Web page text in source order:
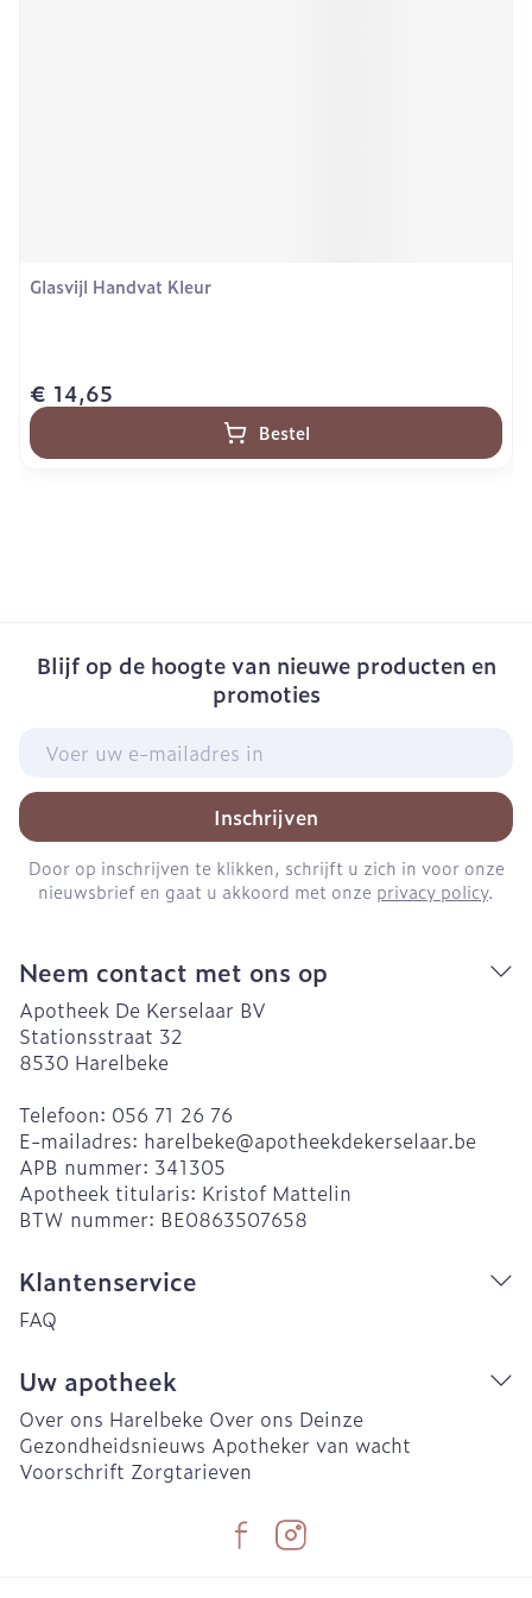
Glasvijl Handvat Kleur
€ 14,65
Bestel
Blijf op de hoogte van nieuwe producten en
promoties
Inschrijven
Door op inschrijven te klikken, schrijft u zich in voor onze
nieuwsbrief en gaat u akkoord met onze privacy policy.
Neem contact met ons op
Apotheek De Kerselaar BV
Stationsstraat 32
8530 Harelbeke
Telefoon: 056 71 26 76
E-mailadres: harelbeke@apotheekdekerselaar.be
APB nummer: 341305
Apotheek titularis: Kristof Mattelin
BTW nummer: BE0863507658
Klantenservice
FAQ
Uw apotheek
Over ons Harelbeke Over ons Deinze
Gezondheidsnieuws Apotheker van wacht
Voorschrift Zorgtarieven